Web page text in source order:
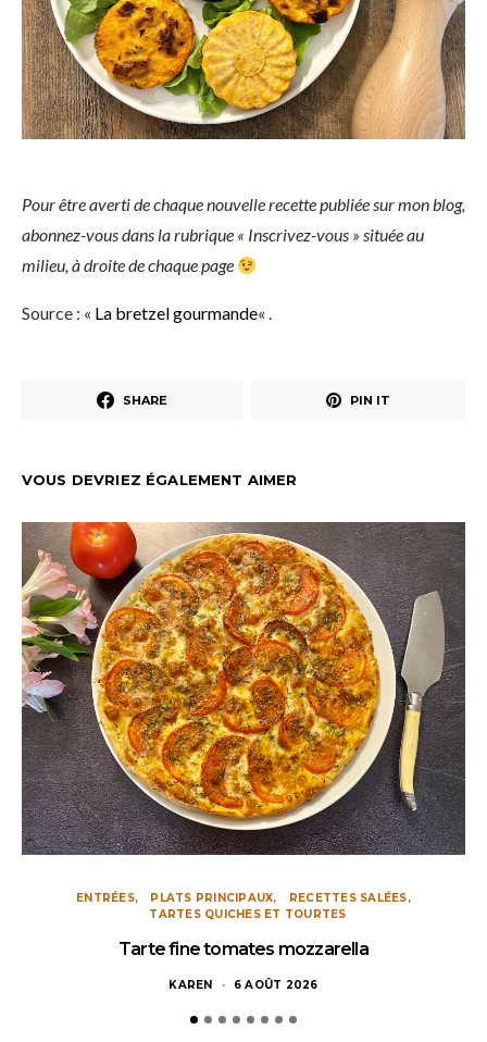
Pour être averti de chaque nouvelle recette publiée sur mon blog,
abonnez-vous dans la rubrique « Inscrivez-vous » située au
milieu, à droite de chaque page
Source : « La bretzel gourmande« .
SHARE PIN IT
VOUS DEVRIEZ ÉGALEMENT AIMER
ENTRÉES PLATS PRINCIPAUX
RECETTES SALÉES
TARTES QUICHES ET TOURTES
Tarte fine tomates mozzarella
KAREN 6 AOÛT 2026